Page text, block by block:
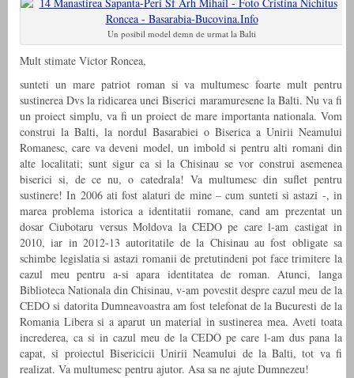
Un posibil model demn de urmat la Balti
Mult stimate Victor Roncea,
sunteti un mare patriot roman si va multumesc foarte mult pentru
sustinerea Dvs la ridicarea unei Biserici maramuresene la Balti. Nu va fi
un proiect simplu, va fi un proiect de mare importanta nationala. Vom
construi la Balti, la nordul Basarabiei o Biserica a Unirii Neamului
Romanesc, care va deveni model, un imbold si pentru alti romani din
alte localitati; sunt sigur ca si la Chisinau se vor construi asemenea
biserici si, de ce nu, o catedrala! Va multumesc din suflet pentru
sustinere! In 2006 ati fost alaturi de mine – cum sunteti si astazi -, in
marea problema istorica a identitatii romane, cand am prezentat un
dosar Ciubotaru versus Moldova la CEDO pe care l-am castigat in
2010, iar in 2012-13 autoritatile de la Chisinau au fost obligate sa
schimbe legislatia si astazi romanii de pretutindeni pot face trimitere la
cazul meu pentru a-si apara identitatea de roman. Atunci, langa
Biblioteca Nationala din Chisinau, v-am povestit despre cazul meu de la
CEDO si datorita Dumneavoastra am fost telefonat de la Bucuresti de la
Romania Libera si a aparut un material in sustinerea mea. Aveti toata
increderea, ca si in cazul meu de la CEDO pe care l-am dus pana la
capat, si proiectul Bisericicii Unirii Neamului de la Balti, tot va fi
realizat. Va multumesc pentru ajutor. Asa sa ne ajute Dumnezeu!